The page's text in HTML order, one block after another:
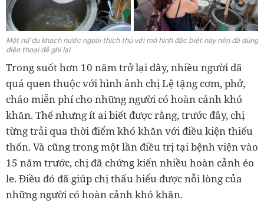
Một nữ du khách nước ngoài thích thú với mô hình đặc biệt này nên đã dùng
điện thoại để ghi lại
Trong suốt hơn 10 năm trở lại đây, nhiều người đã
quá quen thuộc với hình ảnh chị Lệ tặng cơm, phở,
cháo miễn phí cho những người có hoàn cảnh khó
khăn. Thế nhưng ít ai biết được rằng, trước đây, chị
từng trải qua thời điểm khó khăn với điều kiện thiếu
thốn. Và cũng trong một lần điều trị tại bệnh viện vào
15 năm trước, chị đã chứng kiến nhiều hoàn cảnh éo
le. Điều đó đã giúp chị thấu hiểu được nỗi lòng của
những người có hoàn cảnh khó khăn.